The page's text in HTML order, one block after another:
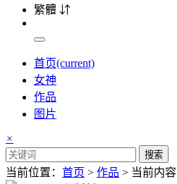
繁體 ⇵
首页(current)
女神
作品
图片
×
搜索
当前位置： 首页 > 作品 > 当前内容